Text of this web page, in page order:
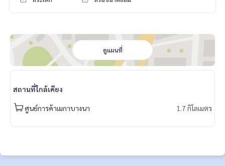
ดูแผนที่
สถานที่ใกล้เคียง
ศูนย์การค้าเมกาบางนา 1.7 กิโลเมตร